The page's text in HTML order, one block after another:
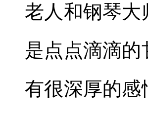
老人和钢琴
是点点滴滴的
有很深厚的